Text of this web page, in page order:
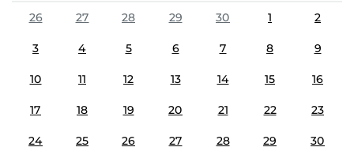
26
27 28 29 30 1 2
3 4 5 6 7 8 9
10 11 12 13 14 15 16
17 18 19 20 21 22 23
24 25 26 27 28 29 30